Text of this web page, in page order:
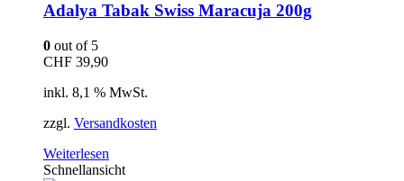
Adalya Tabak Swiss Maracuja 200g
0 out of 5
CHF 39,90
inkl. 8,1 % MwSt.
zzgl. Versandkosten
Weiterlesen
Schnellansicht